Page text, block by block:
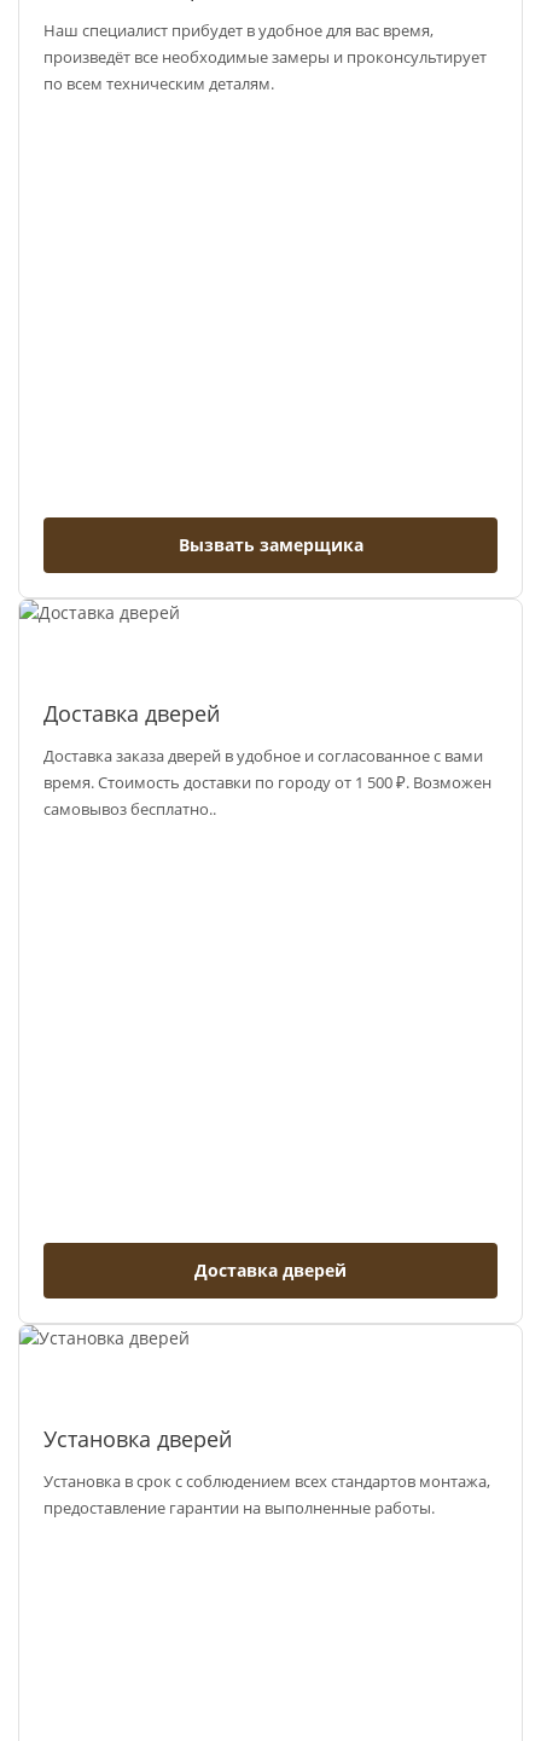
Наш специалист прибудет в удобное для вас время,
произведёт все необходимые замеры и проконсультирует
по всем техническим деталям.
Вызвать замерщика
Доставка дверей
Доставка заказа дверей в удобное и согласованное с вами
время. Стоимость доставки по городу от 1 500 ₽. Возможен
самовывоз бесплатно..
Доставка дверей
Установка дверей
Установка в срок с соблюдением всех стандартов монтажа,
предоставление гарантии на выполненные работы.